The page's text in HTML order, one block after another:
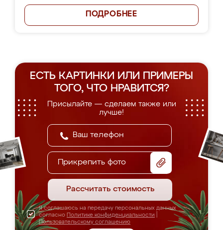
ПОДРОБНЕЕ
ЕСТЬ КАРТИНКИ ИЛИ ПРИМЕРЫ
ТОГО, ЧТО НРАВИТСЯ?
Присылайте — сделаем также или
лучше!
Прикрепить фото
Рассчитать стоимость
Я соглашаюсь на передачу персональных данных
согласно Политике конфиденциальности
Пользовательскому соглашению